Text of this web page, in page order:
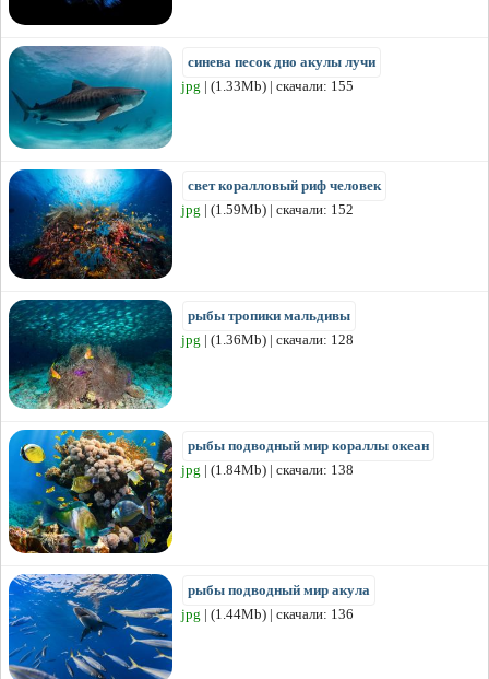
синева песок дно акулы лучи
jpg | (1.33Mb) | скачали: 155
свет коралловый риф человек
jpg | (1.59Mb) | скачали: 152
рыбы тропики мальдивы
jpg | (1.36Mb) | скачали: 128
рыбы подводный мир кораллы океан
jpg | (1.84Mb) | скачали: 138
рыбы подводный мир акула
jpg | (1.44Mb) | скачали: 136